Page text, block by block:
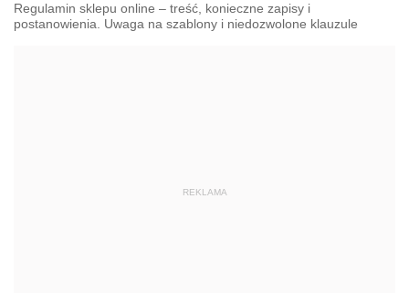
Regulamin sklepu online – treść, konieczne zapisy i
postanowienia. Uwaga na szablony i niedozwolone klauzule